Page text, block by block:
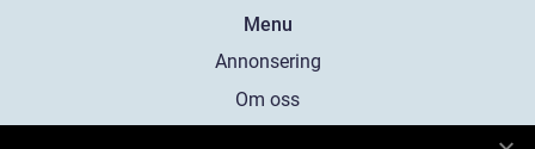
Menu
Annonsering
Om oss